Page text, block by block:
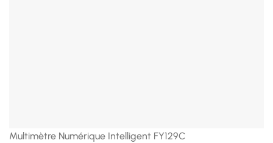
Multimètre Numérique Intelligent FY129C